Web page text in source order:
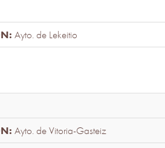
Ayto. de Lekeitio
Ayto. de Vitoria-Gasteiz